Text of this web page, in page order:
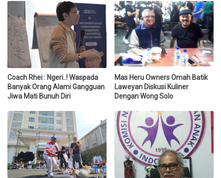
Coach Rhei : Ngeri..! Waspada
Banyak Orang Alami Gangguan
Jiwa Mati Bunuh Diri
Mas Heru Owners Omah Batik
Laweyan Diskusi Kuliner
Dengan Wong Solo